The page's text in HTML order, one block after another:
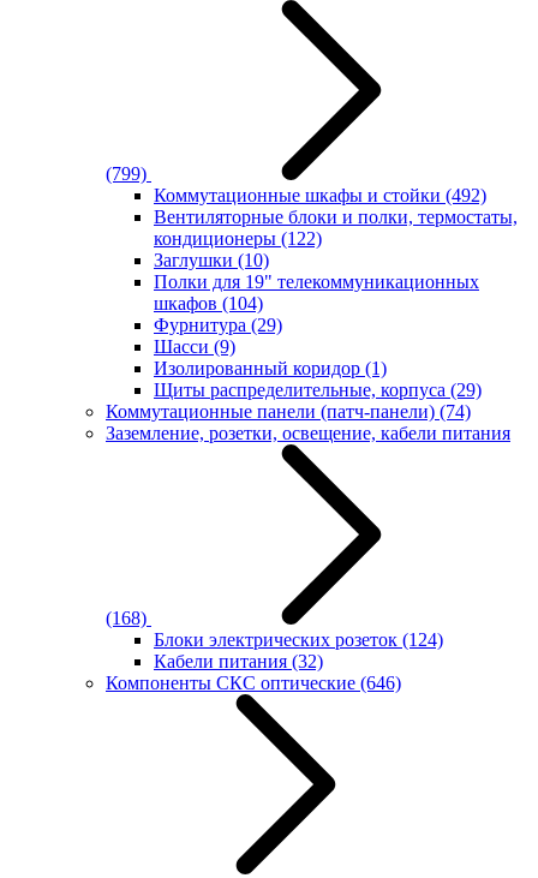
(799)
Коммутационные шкафы и стойки (492)
Вентиляторные блоки и полки, термостаты,
кондиционеры (122)
Заглушки (10)
Полки для 19" телекоммуникационных
шкафов (104)
Фурнитура (29)
Шасси (9)
Изолированный коридор (1)
Щиты распределительные, корпуса (29)
Коммутационные панели (патч-панели) (74)
Заземление, розетки, освещение, кабели питания
(168)
Блоки электрических розеток (124)
Кабели питания (32)
Компоненты СКС оптические (646)